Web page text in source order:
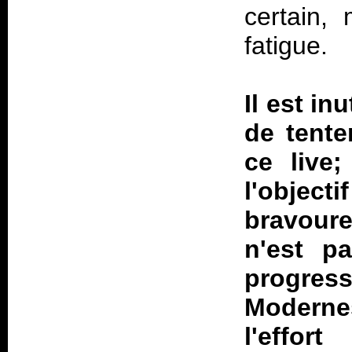
certain,
fatigue.
Il est
de
ce live;
n'est
l'effort